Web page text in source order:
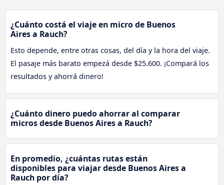
¿Cuánto costá el viaje en micro de Buenos
Aires a Rauch?
Esto depende, entre otras cosas, del día y la hora del viaje.
El pasaje más barato empezá desde $25.600. ¡Compará los
resultados y ahorrá dinero!
¿Cuánto dinero puedo ahorrar al comparar
micros desde Buenos Aires a Rauch?
En promedio, ¿cuántas rutas están
disponibles para viajar desde Buenos Aires a
Rauch por día?